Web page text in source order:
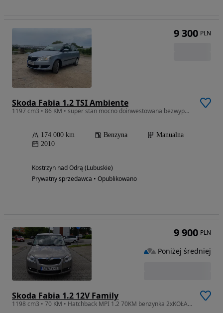
Skoda Fabia 1.2 TSI Ambiente
1197 cm3 • 86 KM • super stan mocno doinwestowana bezwypadkowa aso
174 000 km Benzyna
Manualna
2010
Kostrzyn nad Odrą (Lubuskie)
Prywatny sprzedawca • Opublikowano
9 300 PLN
Skoda Fabia 1.2 12V Family
1198 cm3 • 70 KM • Hatchback MPI 1.2 70KM benzynka 2xKOŁA klima SERWIS
9 900 PLN
Poniżej średniej